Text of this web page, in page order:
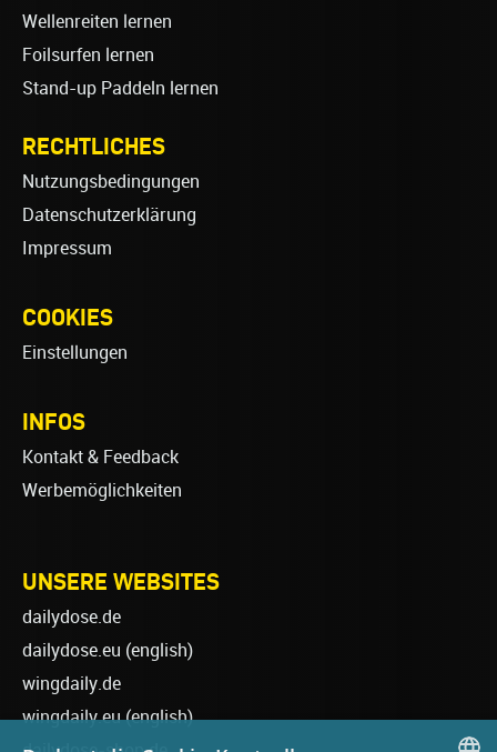
Wellenreiten lernen
Foilsurfen lernen
Stand-up Paddeln lernen
RECHTLICHES
Nutzungsbedingungen
Datenschutzerklärung
Impressum
COOKIES
Einstellungen
INFOS
Kontakt & Feedback
Werbemöglichkeiten
UNSERE WEBSITES
dailydose.de
dailydose.eu (english)
wingdaily.de
wingdaily.eu(english)